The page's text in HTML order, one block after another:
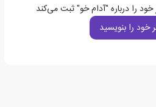
را درباره "آدام خو" ثبت می‌کند
خود را بنویسید